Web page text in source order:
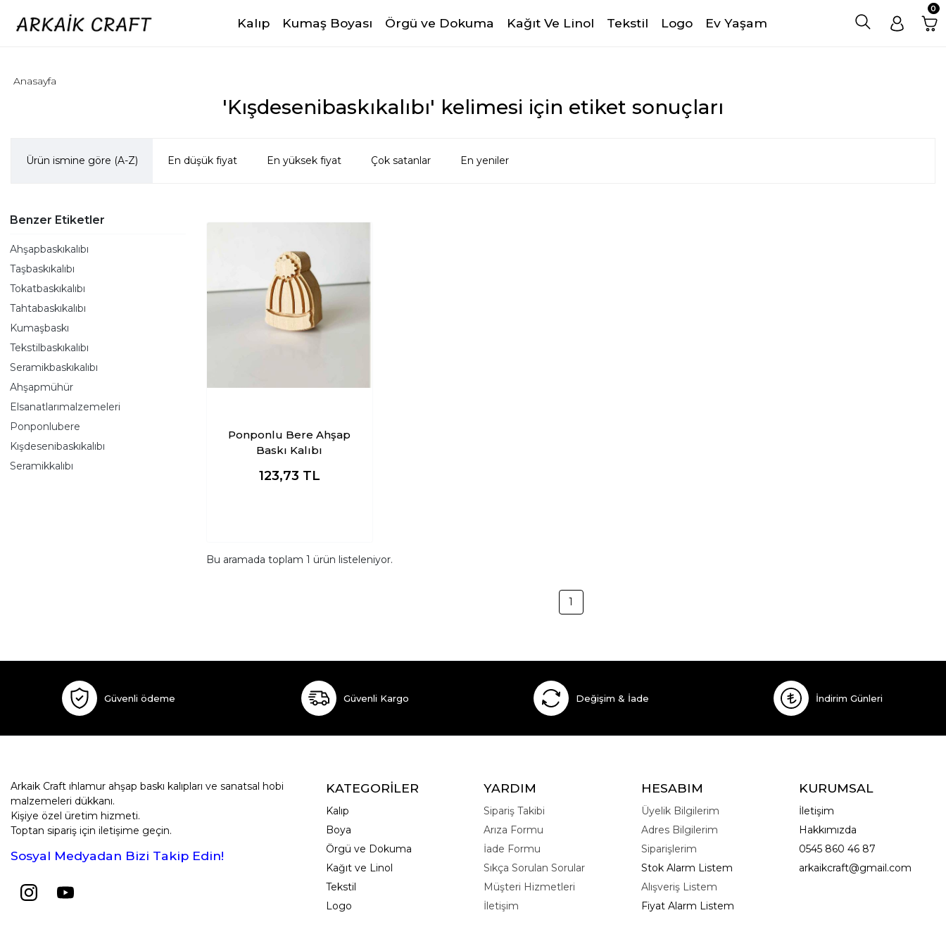
Kalıp Kumaş Boyası Örgü ve Dokuma Kağıt Ve Linol Tekstil Logo Ev Yaşam
0
'Kışdesenibaskıkalıbı' kelimesi için etiket sonuçları
Anasayfa
Ürün ismine göre (A-Z) En düşük fiyat En yüksek fiyat Çok satanlar En yeniler
Benzer Etiketler
Ahşapbaskıkalıbı
Taşbaskıkalıbı
Tokatbaskıkalıbı
Tahtabaskıkalıbı
Kumaşbaskı
Tekstilbaskıkalıbı
Seramikbaskıkalıbı
Ahşapmühür
Elsanatlarımalzemeleri
Ponponlubere
Kışdesenibaskıkalıbı
Seramikkalıbı
Ponponlu Bere Ahşap
Baskı Kalıbı
123,73 TL
Bu aramada toplam 1 ürün listeleniyor.
1
Güvenli ödeme Güvenli Kargo Değişim & İade İndirim Günleri
Arkaik Craft ıhlamur ahşap baskı kalıpları ve sanatsal hobi
malzemeleri dükkanı.
Kişiye özel üretim hizmeti.
Toptan sipariş için iletişime geçin.
Sosyal Medyadan Bizi Takip Edin!
KATEGORİLER
Kalıp
Boya
Örgü ve Dokuma
Kağıt ve Linol
Tekstil
Logo
YARDIM
Sipariş Takibi
Arıza Formu
İade Formu
Sıkça Sorulan Sorular
Müşteri Hizmetleri
İletişim
HESABIM
Üyelik Bilgilerim
Adres Bilgilerim
Siparişlerim
Stok Alarm Listem
Alışveriş Listem
Fiyat Alarm Listem
KURUMSAL
İletişim
Hakkımızda
0545 860 46 87
arkaikcraft@gmail.com